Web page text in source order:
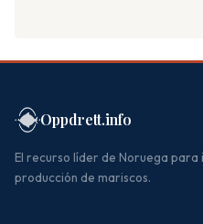
Oppdrett.info
El recurso líder de Noruega
producción de mariscos.